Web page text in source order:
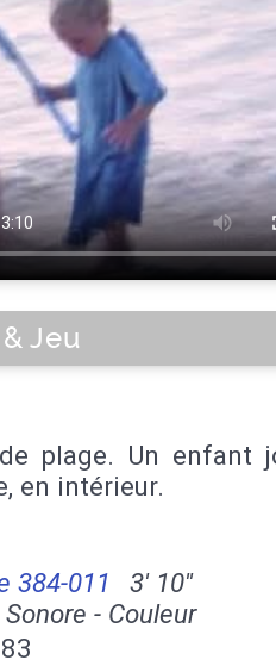
Jeu
plage. Un enfant
en intérieur.
384-011
3' 10''
- Couleur